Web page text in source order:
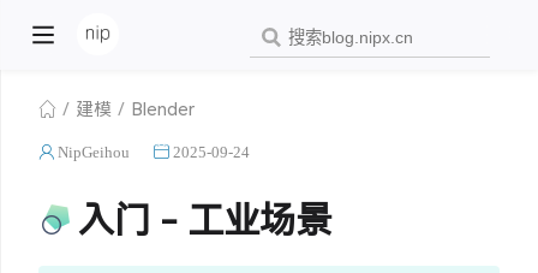
建模 Blender
NipGeihou 2025-09-24
入门 - 工业场景